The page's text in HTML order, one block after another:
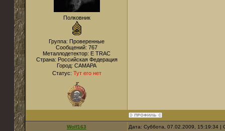
Полковник
Группа: Проверенные
Сообщений: 767
Металлодетектор: E TRAC
Страна: Российская Федерация
Город: САМАРА
Статус: Тут его нет
Wolf163 Дата: Суббота, 07.02.2009, 15:19:34